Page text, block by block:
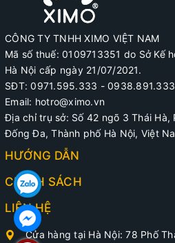
phẩm đã qua sử dụng.
Hỗ trợ đổi trong trường hợp
không hợp mẫu mã.
Trong quá trình phục vụ có thể
kiểm tra, đóng hàng, vận
cần được giải đáp, quý khách
liên hệ hotline: 0911.060.333 để
hỗ trợ.
Cảm ơn Quý Khách đã tin tưởng
của XIMO.
CÔNG TY TNHH XIMO VIỆT NAM
Mã số thuế: 0109713351 do Sở Kế
Hà Nội cấp ngày 21/07/2021.
SĐT: 0971.595.333 - 0938.891.333
Email: hotro@ximo.vn
Địa chỉ trụ sở: Số 42 ngõ 3 Thái Hà,
Đống Đa, Thành phố Hà Nội, Việt
HƯỚNG DẪN
CHÍNH SÁCH
LIÊN HỆ
Cửa hàng tại Hà Nội: 78 Phố